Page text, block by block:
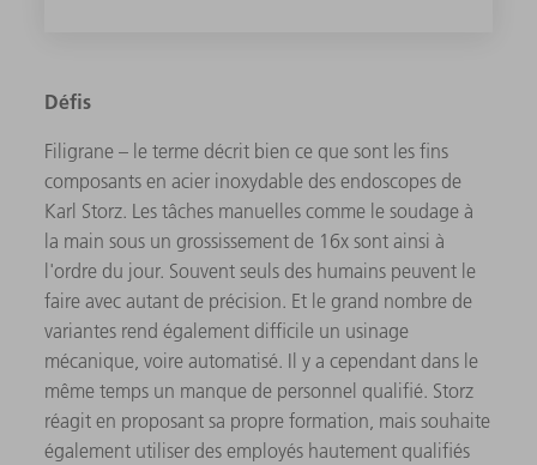
Défis
Filigrane – le terme décrit bien ce que sont les fins
composants en acier inoxydable des endoscopes de
Karl Storz. Les tâches manuelles comme le soudage à
la main sous un grossissement de 16x sont ainsi à
l'ordre du jour. Souvent seuls des humains peuvent le
faire avec autant de précision. Et le grand nombre de
variantes rend également difficile un usinage
mécanique, voire automatisé. Il y a cependant dans le
même temps un manque de personnel qualifié. Storz
réagit en proposant sa propre formation, mais souhaite
également utiliser des employés hautement qualifiés